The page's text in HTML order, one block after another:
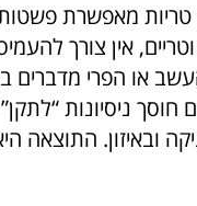
מאפשרת
אין צורך
או הפרי מדברים
חוסך ניסיונות
ובאיזון. התוצאה